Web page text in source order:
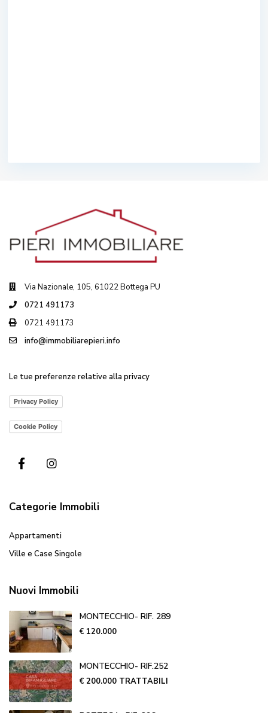
Via Nazionale, 105, 61022 Bottega PU
0721 491173
0721 491173
info@immobiliarepieri.info
Le tue preferenze relative alla privacy
Privacy Policy
Cookie Policy
Categorie Immobili
Appartamenti
Ville e Case Singole
Nuovi Immobili
MONTECCHIO- RIF. 289
€ 120.000
MONTECCHIO- RIF.252
€ 200.000 TRATTABILI